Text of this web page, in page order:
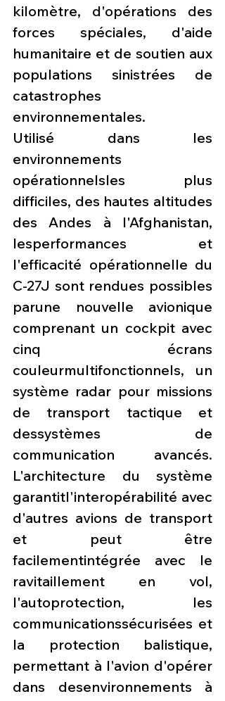
kilomètre, d'opérations des
forces spéciales, d'aide
humanitaire et de soutien aux
populations sinistrées de
catastrophes
environnementales.
Utilisé dans les
environnements
opérationnelsles plus
difficiles, des hautes altitudes
des Andes à l'Afghanistan,
lesperformances et
l'efficacité opérationnelle du
C-27J sont rendues possibles
parune nouvelle avionique
comprenant un cockpit avec
cinq écrans
couleurmultifonctionnels, un
système radar pour missions
de transport tactique et
dessystèmes de
communication avancés.
L'architecture du système
garantitl'interopérabilité avec
d'autres avions de transport
et peut être
facilementintégrée avec le
ravitaillement en vol,
l'autoprotection, les
communicationssécurisées et
la protection balistique,
permettant à l'avion d'opérer
dans desenvironnements à